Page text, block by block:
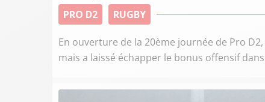
PRO D2
RUGBY
En ouverture de la 20ème journée de Pro
mais a laissé échapper le bonus offensif